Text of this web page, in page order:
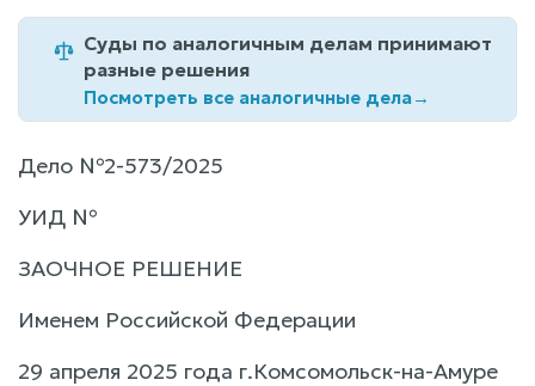
Суды по аналогичным делам принимают
разные решения
Посмотреть все аналогичные дела→
Дело №2-573/2025
УИД №
ЗАОЧНОЕ РЕШЕНИЕ
Именем Российской Федерации
29 апреля 2025 года г.Комсомольск-на-Амуре